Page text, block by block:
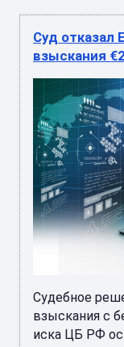
Суд отказал
взыскания
Судебное
взыскания с
иска ЦБ РФ